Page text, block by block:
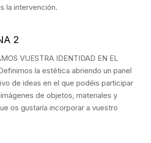
la intervención.
2
VUESTRA IDENTIDAD EN EL
la estética abriendo un panel
de ideas en el que podéis participar
de objetos, materiales y
os gustaría incorporar a vuestro